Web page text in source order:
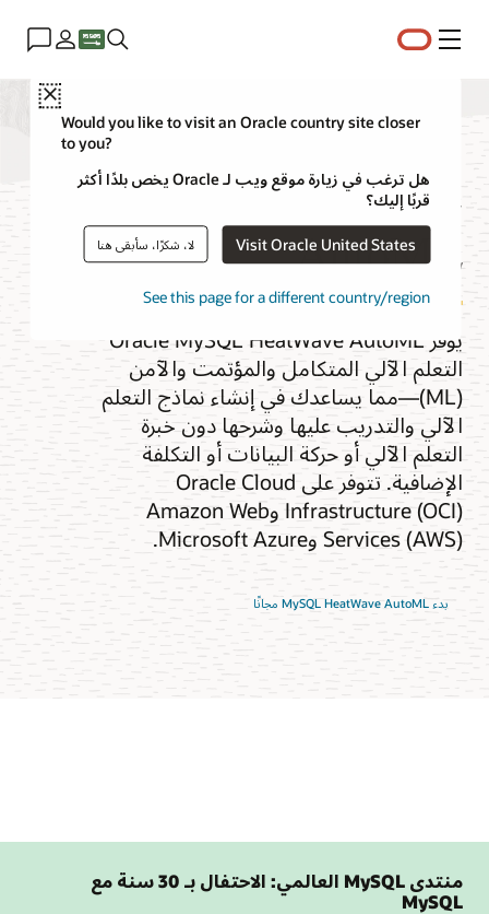
القائمة
Close
Would you like to visit an Oracle country site closer
to you?
هل ترغب في زيارة موقع ويب لـ Oracle يخص بلدًا أكثر
قربًا إليك؟
Visit Oracle United States لا، شكرًا، سأبقى هنا
See this page for a different country/region
MySQL HeatWave
AutoML
يوفر Oracle MySQL HeatWave AutoML
التعلم الآلي المتكامل والمؤتمت والآمن
(ML)—مما يساعدك في إنشاء نماذج التعلم
الآلي والتدريب عليها وشرحها دون خبرة
التعلم الآلي أو حركة البيانات أو التكلفة
الإضافية. تتوفر على Oracle Cloud
Infrastructure (OCI) وAmazon Web
Services (AWS) وMicrosoft Azure.
بدء MySQL HeatWave AutoML مجانًا
منتدى MySQL العالمي: الاحتفال بـ 30 سنة مع
MySQL